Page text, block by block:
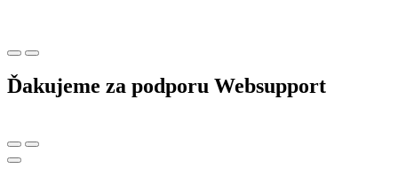
Ďakujeme za podporu Websupport